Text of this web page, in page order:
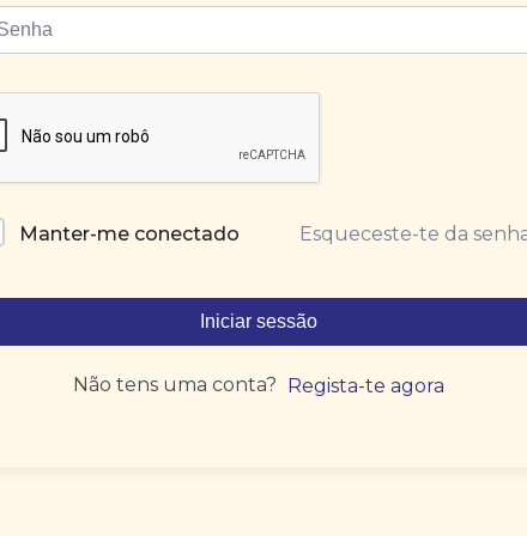
Manter-me conectado Esqueceste-te da
Iniciar sessão
Não tens uma conta? Regista-te agora